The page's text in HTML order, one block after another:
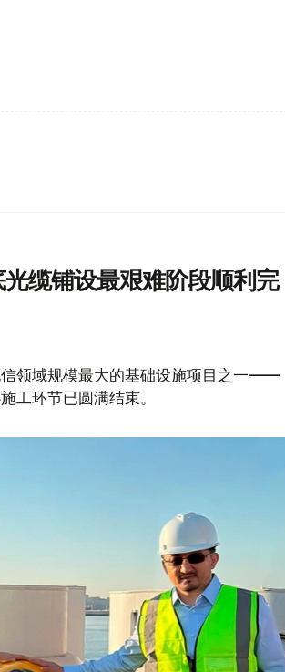
缆铺设最艰难阶段顺利完
领域规模最大的基础设施项目之一——
工环节已圆满结束。